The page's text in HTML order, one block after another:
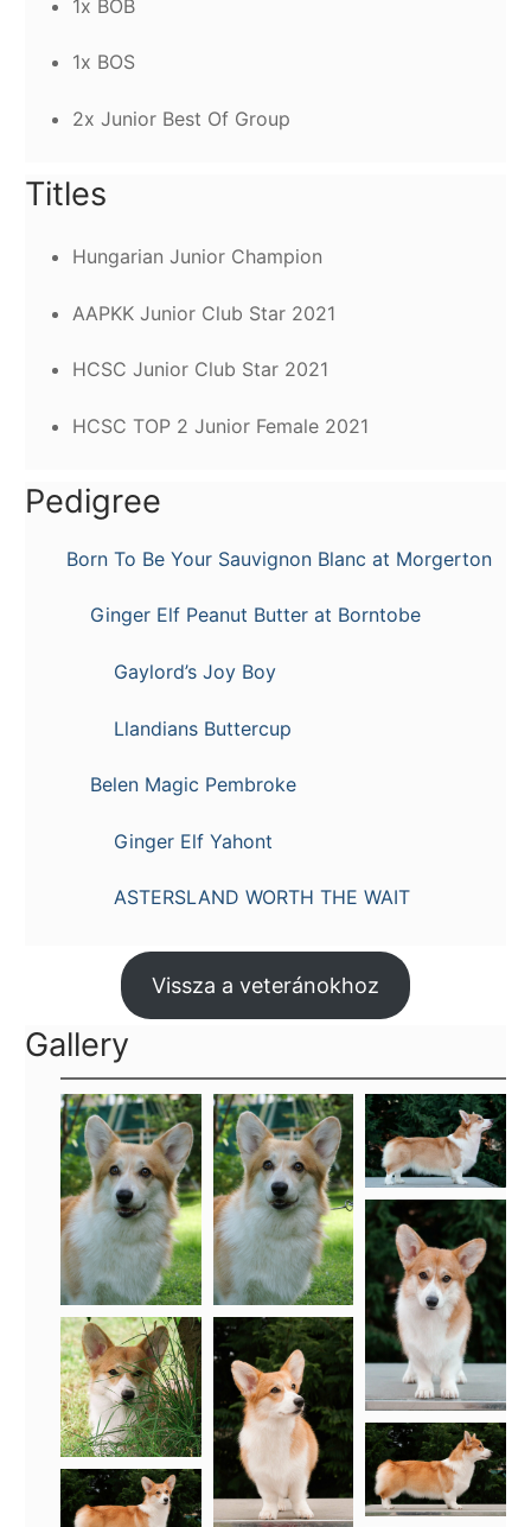
1x BOB
1x BOS
2x Junior Best Of Group
Titles
Hungarian Junior Champion
AAPKK Junior Club Star 2021
HCSC Junior Club Star 2021
HCSC TOP 2 Junior Female 2021
Pedigree
Born To Be Your Sauvignon Blanc at Morgerton
Ginger Elf Peanut Butter at Borntobe
Gaylord’s Joy Boy
Llandians Buttercup
Belen Magic Pembroke
Ginger Elf Yahont
ASTERSLAND WORTH THE WAIT
Vissza a veteránokhoz
Gallery